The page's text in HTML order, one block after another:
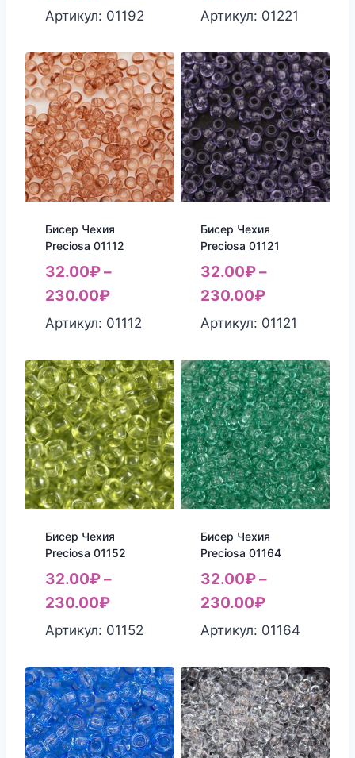
Артикул: 01192 Артикул: 01221
Бисер Чехия
Preciosa 01112
32.00₽–
230.00₽
Артикул: 01112
Бисер Чехия
Preciosa 01121
32.00₽–
230.00₽
Артикул: 01121
Бисер Чехия
Preciosa 01152
32.00₽–
230.00₽
Артикул: 01152
Бисер Чехия
Preciosa 01164
32.00₽–
230.00₽
Артикул: 01164